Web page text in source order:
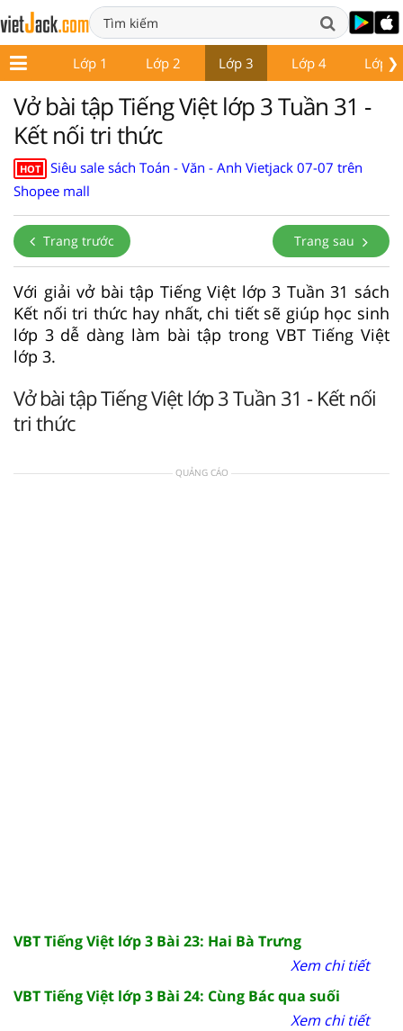
❯
Lớp 1 Lớp 2 Lớp 3 Lớp 4 Lớp 5
Vở bài tập Tiếng Việt lớp 3 Tuần 31 -
Kết nối tri thức
HOT
Siêu sale sách Toán - Văn - Anh Vietjack 07-07 trên
Shopee mall
Trang trước Trang sau
Với giải vở bài tập Tiếng Việt lớp 3 Tuần 31 sách
Kết nối tri thức hay nhất, chi tiết sẽ giúp học sinh
lớp 3 dễ dàng làm bài tập trong VBT Tiếng Việt
lớp 3.
Vở bài tập Tiếng Việt lớp 3 Tuần 31 - Kết nối
tri thức
QUẢNG CÁO
VBT Tiếng Việt lớp 3 Bài 23: Hai Bà Trưng
Xem chi tiết
VBT Tiếng Việt lớp 3 Bài 24: Cùng Bác qua suối
Xem chi tiết